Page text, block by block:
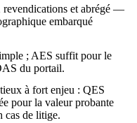
revendications et abrégé —
embarqué
; AES suffit pour le
du portail.
à fort enjeu : QES
pour la valeur probante
cas de litige.